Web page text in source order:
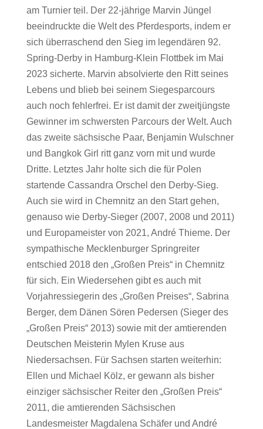
am Turnier teil. Der 22-jährige Marvin Jüngel
beeindruckte die Welt des Pferdesports, indem er
sich überraschend den Sieg im legendären 92.
Spring-Derby in Hamburg-Klein Flottbek im Mai
2023 sicherte. Marvin absolvierte den Ritt seines
Lebens und blieb bei seinem Siegesparcours
auch noch fehlerfrei. Er ist damit der zweitjüngste
Gewinner im schwersten Parcours der Welt. Auch
das zweite sächsische Paar, Benjamin Wulschner
und Bangkok Girl ritt ganz vorn mit und wurde
Dritte. Letztes Jahr holte sich die für Polen
startende Cassandra Orschel den Derby-Sieg.
Auch sie wird in Chemnitz an den Start gehen,
genauso wie Derby-Sieger (2007, 2008 und 2011)
und Europameister von 2021, André Thieme. Der
sympathische Mecklenburger Springreiter
entschied 2018 den „Großen Preis“ in Chemnitz
für sich. Ein Wiedersehen gibt es auch mit
Vorjahressiegerin des „Großen Preises“, Sabrina
Berger, dem Dänen Sören Pedersen (Sieger des
„Großen Preis“ 2013) sowie mit der amtierenden
Deutschen Meisterin Mylen Kruse aus
Niedersachsen. Für Sachsen starten weiterhin:
Ellen und Michael Kölz, er gewann als bisher
einziger sächsischer Reiter den „Großen Preis“
2011, die amtierenden Sächsischen
Landesmeister Magdalena Schäfer und André